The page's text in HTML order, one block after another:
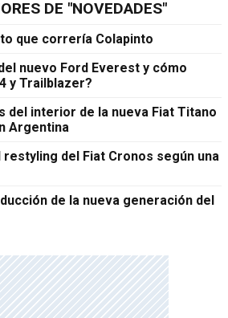
DE "NOVEDADES"
que correría Colapinto
nuevo Ford Everest y cómo
y Trailblazer?
del interior de la nueva Fiat Titano
Argentina
del Fiat Cronos según una
de la nueva generación del